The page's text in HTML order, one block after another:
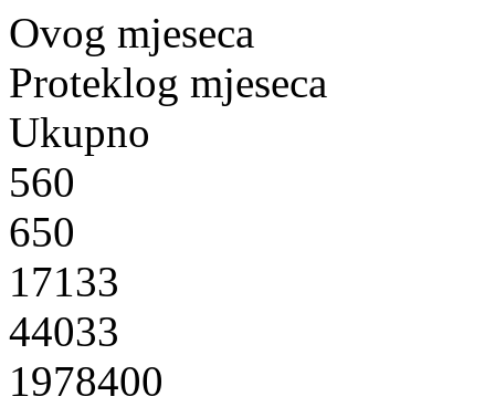
Ovog mjeseca
Proteklog mjeseca
Ukupno
560
650
17133
44033
1978400